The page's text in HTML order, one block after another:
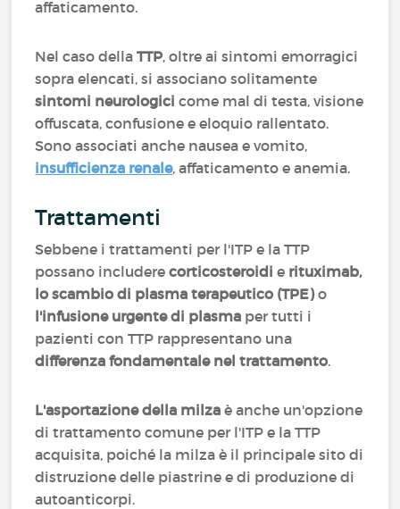
affaticamento.
Nel caso dellaTTP, oltre ai sintomi emorragici
sopra elencati, si associano solitamente
sintomi neurologici come mal di testa, visione
offuscata, confusione e eloquio rallentato.
Sono associati anche nausea e vomito,
insufficienza renale, affaticamento e anemia.
Trattamenti
Sebbene i trattamenti per l'ITP e la TTP
possano includerecorticosteroidi e rituximab,
lo scambio di plasma terapeutico (TPE)o
l'infusione urgente di plasma per tutti i
pazienti con TTP rappresentano una
differenza fondamentale nel trattamento.
L'asportazione della milzaè anche un'opzione
di trattamento comune per l'ITP e la TTP
acquisita, poiché la milza è il principale sito di
distruzione delle piastrine e di produzione di
autoanticorpi.